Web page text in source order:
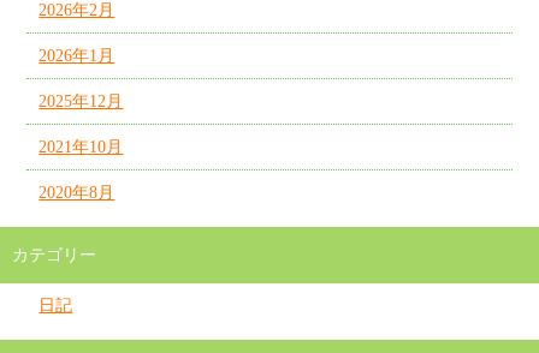
2026年2月
2026年1月
2025年12月
2021年10月
2020年8月
カテゴリー
日記